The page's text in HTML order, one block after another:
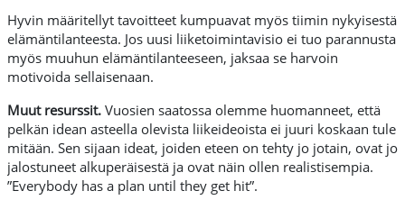
Hyvin määritellyt tavoitteet kumpuavat myös tiimin nykyisestä
elämäntilanteesta. Jos uusi liiketoimintavisio ei tuo parannusta
myös muuhun elämäntilanteeseen, jaksaa se harvoin
motivoida sellaisenaan.
Muut resurssit. Vuosien saatossa olemme huomanneet, että
pelkän idean asteella olevista liikeideoista ei juuri koskaan tule
mitään. Sen sijaan ideat, joiden eteen on tehty jo jotain, ovat jo
jalostuneet alkuperäisestä ja ovat näin ollen realistisempia.
”Everybody has a plan until they get hit”.